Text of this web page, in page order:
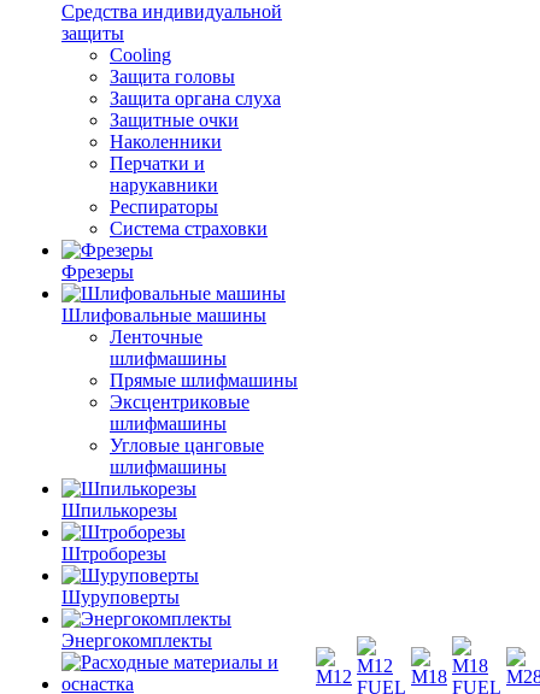
Средства индивидуальной
защиты
Cooling
Защита головы
Защита органа слуха
Защитные очки
Наколенники
Перчатки и
нарукавники
Респираторы
Система страховки
Фрезеры
Шлифовальные машины
Ленточные
шлифмашины
Прямые шлифмашины
Эксцентриковые
шлифмашины
Угловые цанговые
шлифмашины
Шпилькорезы
Штроборезы
Шуруповерты
Энергокомплекты